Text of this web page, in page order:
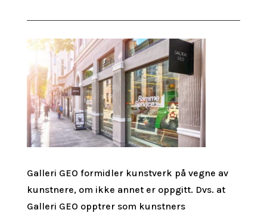
Galleri GEO formidler kunstverk på vegne av
kunstnere, om ikke annet er oppgitt. Dvs. at
Galleri GEO opptrer som kunstners